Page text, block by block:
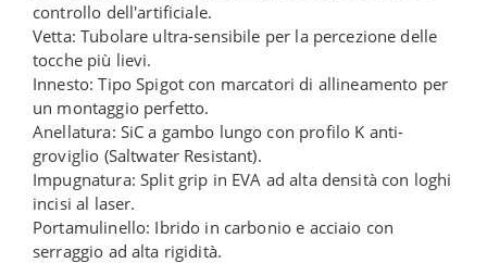
controllo dell'artificiale.
Vetta: Tubolare ultra-sensibile per la percezione delle
tocche più lievi.
Innesto: Tipo Spigot con marcatori di allineamento per
un montaggio perfetto.
Anellatura: SiC a gambo lungo con profilo K anti-
groviglio (Saltwater Resistant).
Impugnatura: Split grip in EVA ad alta densità con loghi
incisi al laser.
Portamulinello: Ibrido in carbonio e acciaio con
serraggio ad alta rigidità.